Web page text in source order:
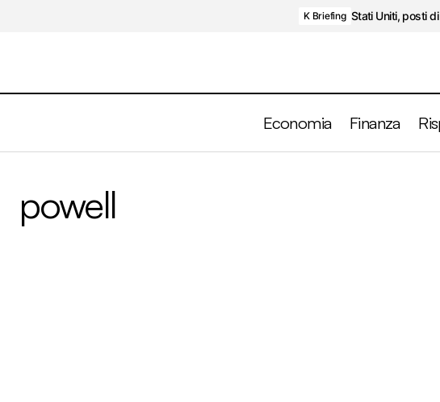
K Briefing Stati Uniti, posti
Economia Finanza
powell